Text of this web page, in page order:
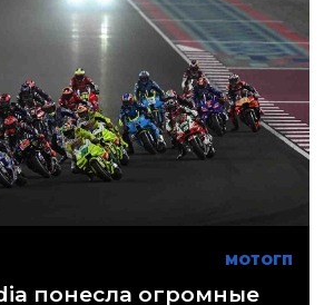
МОТОГП
понесла огромные